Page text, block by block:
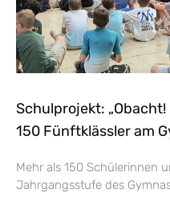
Schulprojekt:
150 Fünftklässler am
Mehr als 150 Schülerinnen
Jahrgangsstufe des